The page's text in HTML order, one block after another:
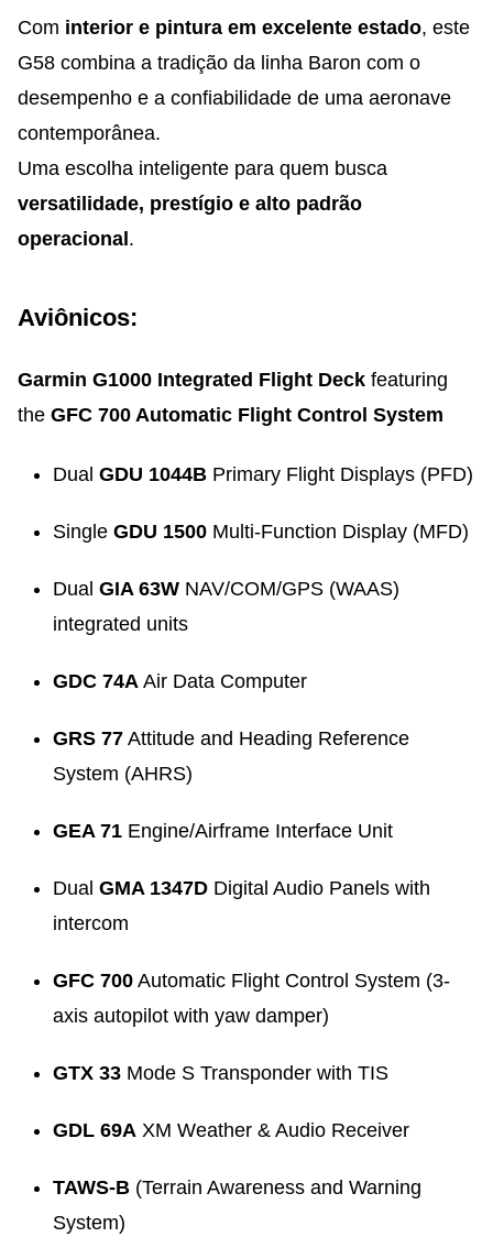
Com interior e pintura em excelente estado, este
G58 combina a tradição da linha Baron com o
desempenho e a confiabilidade de uma aeronave
contemporânea.
Uma escolha inteligente para quem busca
versatilidade, prestígio e alto padrão
operacional.
Aviônicos:
Garmin G1000 Integrated Flight Deck featuring
the GFC 700 Automatic Flight Control System
Dual GDU 1044B Primary Flight Displays (PFD)
Single GDU 1500 Multi-Function Display (MFD)
Dual GIA 63W NAV/COM/GPS (WAAS)
integrated units
GDC 74A Air Data Computer
GRS 77 Attitude and Heading Reference
System (AHRS)
GEA 71 Engine/Airframe Interface Unit
Dual GMA 1347D Digital Audio Panels with
intercom
GFC 700 Automatic Flight Control System (3-
axis autopilot with yaw damper)
GTX 33 Mode S Transponder with TIS
GDL 69A XM Weather & Audio Receiver
TAWS-B (Terrain Awareness and Warning
System)